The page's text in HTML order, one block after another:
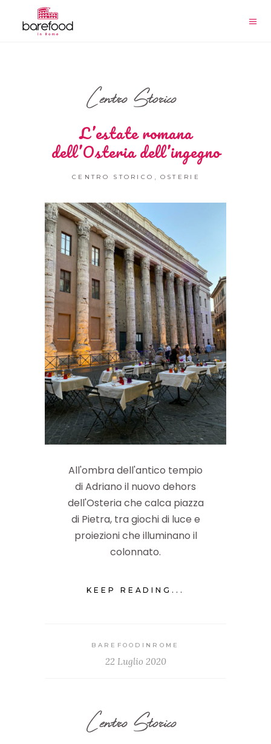
Centro Storico
L’estate romana
dell’Osteria dell’ingegno
CENTRO STORICO OSTERIE
All'ombra dell'antico tempio
di Adriano il nuovo dehors
dell'Osteria che calca piazza
di Pietra, tra giochi di luce e
proiezioni che illuminano il
colonnato.
KEEP READING...
BAREFOODINROME
22 Luglio 2020
Centro Storico